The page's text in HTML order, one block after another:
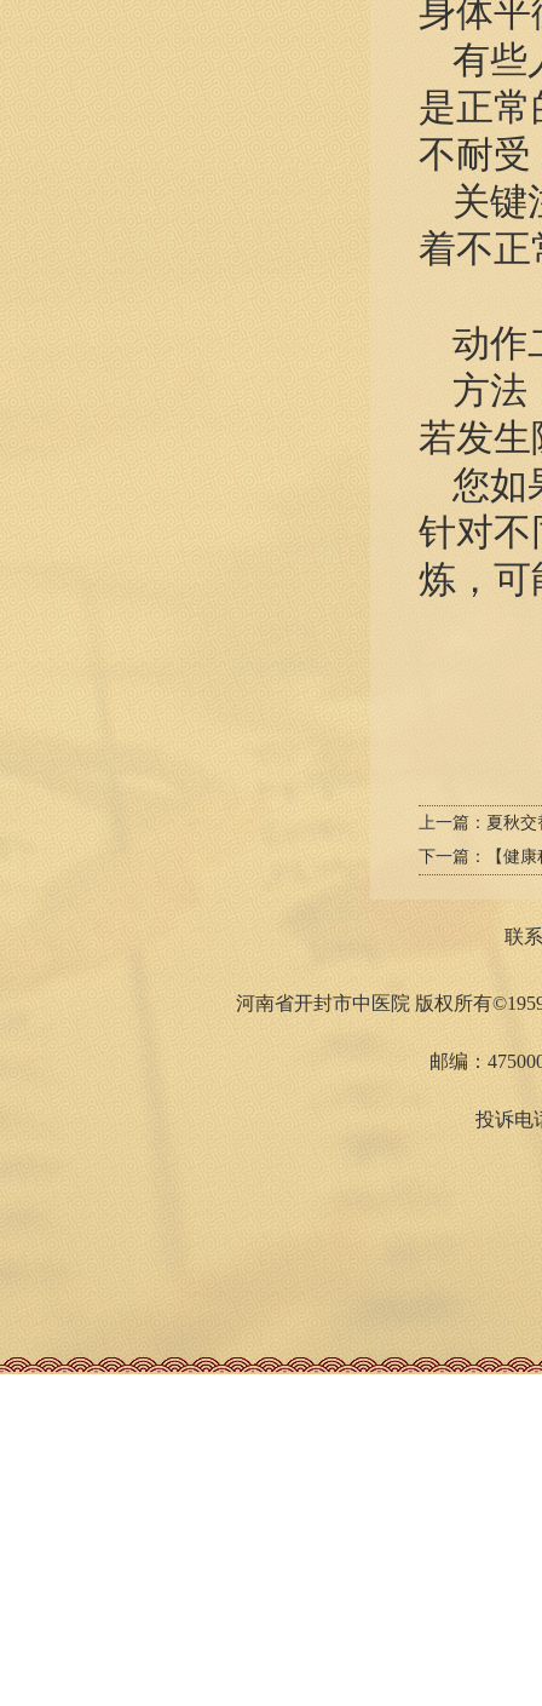
身体平
有些
是正
不耐受
关键
着不正
动作
方法
若发生
您如
针对不
炼，可
上一篇： 夏秋交
下一篇：
【健
联
河南省开封市中医院 版权所有
邮编：
投诉电